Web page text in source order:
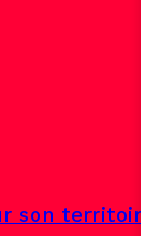
son territoire